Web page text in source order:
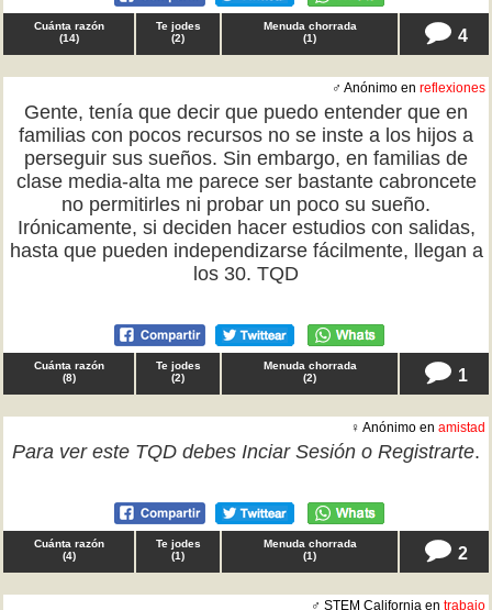
Cuánta razón
(14)
Te jodes
(2)
Menuda chorrada
(1) 4
♂ Anónimo en reflexiones
Gente, tenía que decir que puedo entender que en
familias con pocos recursos no se inste a los hijos a
perseguir sus sueños. Sin embargo, en familias de
clase media-alta me parece ser bastante cabroncete
no permitirles ni probar un poco su sueño.
Irónicamente, si deciden hacer estudios con salidas,
hasta que pueden independizarse fácilmente, llegan a
los 30. TQD
Cuánta razón
(8)
Te jodes
(2)
Menuda chorrada
(2) 1
♀ Anónimo en amistad
Para ver este TQD debes Inciar Sesión o Registrarte.
Cuánta razón
(4)
Te jodes
(1)
Menuda chorrada
(1) 2
♂ STEM California en trabajo